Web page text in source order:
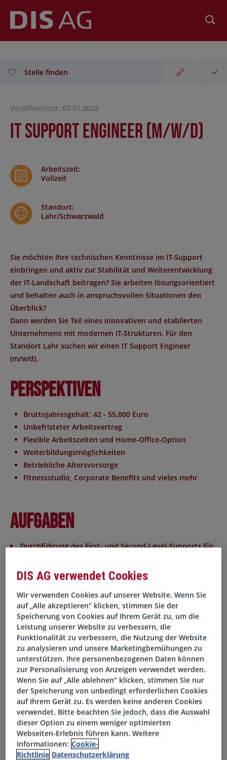
Stelle finden
Veröffentlicht: 07.07.2026
IT Support Engineer (m/w/d)
Arbeitszeit:
Vollzeit
Standort:
Lahr/Schwarzwald
Sie möchten Ihre technischen Kenntnisse im IT-Support
einbringen und aktiv zur Stabilität und Weiterentwicklung
der IT-Landschaft beitragen? Sie arbeiten lösungsorientiert
und behalten auch in anspruchsvollen Situationen den
Überblick?
Dann werden Sie Teil eines innovativen und etablierten
Unternehmens mit modernen IT-Strukturen. Für den
Standort Lahr suchen wir einen IT Support Engineer
(m/w/d).
Perspektiven
Bruttojahresgehalt: 42 - 55.000 Euro
Unbefristeter Arbeitsvertrag
Flexible Arbeitszeiten und Home-Office-Option
Weiterbildungsmöglichkeiten
Betriebliche Altersvorsorge
Fitnessstudio, Corporate Benefits und vieles mehr
Aufgaben
Durchführung des First- und Second-Level-Supports für
Bearbeitung und Nachverfolgung von Tickets unter
Installation, Konfiguration und Wartung von Client-
Systemen
Unterstützung beim IT-Onboarding neuer
Mitarbeitender
Analyse und Behebung von Störungen im IT-Betrieb
Schnittstelle zum Third-Level-Support und externen
Dienstleistern
Mitarbeit bei IT-Projekten und Systemeinführungen
Profil
Ausbildung oder Studium im Bereich Informatik oder
vergleichbar
DIS AG verwendet Cookies
Wir verwenden Cookies auf unserer Website. Wenn Sie
auf „Alle akzeptieren“ klicken, stimmen Sie der
Speicherung von Cookies auf Ihrem Gerät zu, um die
Leistung unserer Website zu verbessern, die
Funktionalität zu verbessern, die Nutzung der Website
zu analysieren und unsere Marketingbemühungen zu
unterstützen. Ihre personenbezogenen Daten können
zur Personalisierung von Anzeigen verwendet werden.
Wenn Sie auf „Alle ablehnen“ klicken, stimmen Sie nur
der Speicherung von unbedingt erforderlichen Cookies
auf Ihrem Gerät zu. Es werden keine anderen Cookies
verwendet. Bitte beachten Sie jedoch, dass die Auswahl
dieser Option zu einem weniger optimierten
Webseiten-Erlebnis führen kann. Weitere
Informationen: Cookie-
Richtlinie Datenschutzerklärung